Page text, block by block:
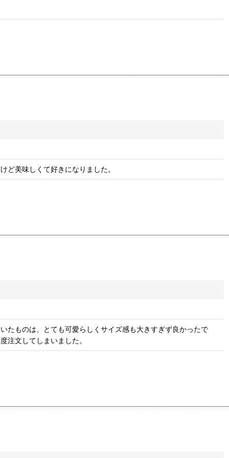
ど美味しくて好きになりました。
たものは、とても可愛らしくサイズ感も大きすぎず良かったで
注文してしまいました。